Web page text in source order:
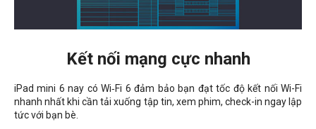
Kết nối mạng cực nhanh
iPad mini 6 nay có Wi‑Fi 6 đảm bảo bạn đạt tốc độ kết nối Wi-Fi
nhanh nhất khi cần tải xuống tập tin, xem phim, check-in ngay lập
tức với bạn bè.